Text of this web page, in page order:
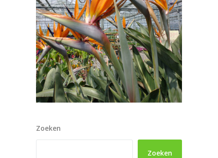
Zoeken
Zoeken